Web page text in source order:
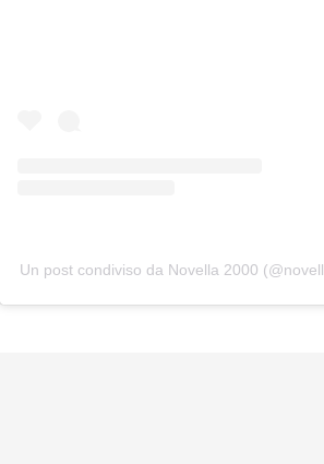
Un post condiviso da Novella 2000